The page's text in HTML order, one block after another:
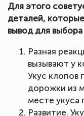
Для этого
деталей,
вывод для
Разная
вызывают у
Укус клопов
дорожки из
месте укуса
Развитие.